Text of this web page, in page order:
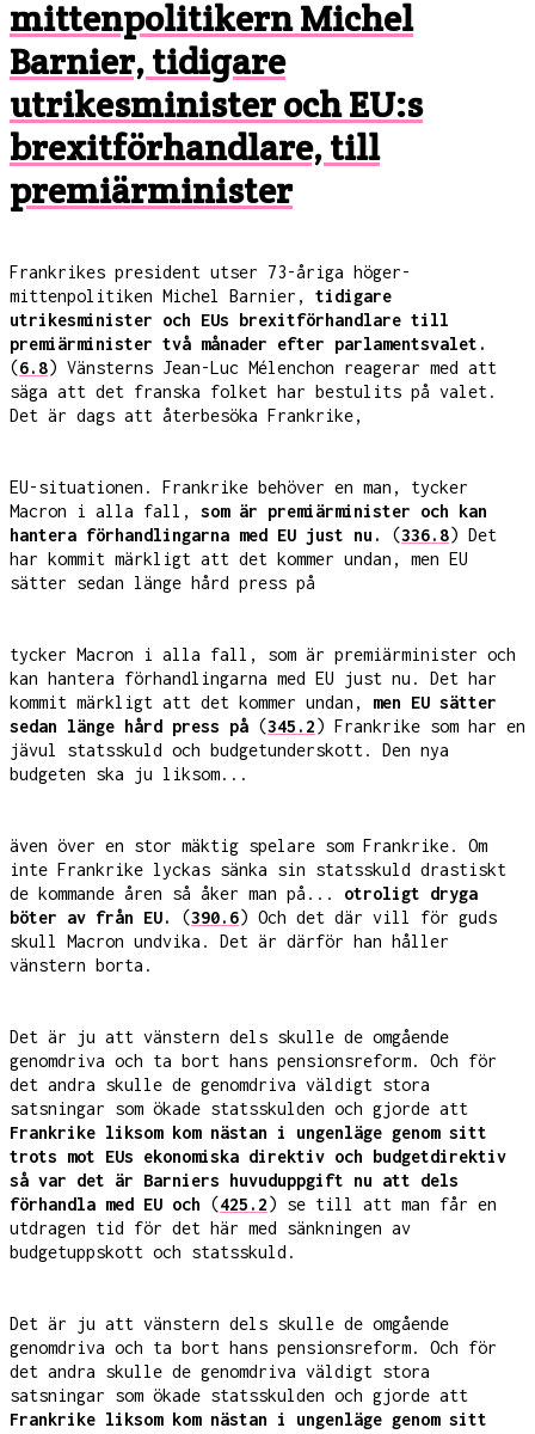
mittenpolitikern Michel
Barnier, tidigare
utrikesminister och EU:s
brexitförhandlare, till
premiärminister
Frankrikes president utser 73-åriga höger-
mittenpolitiken Michel Barnier, tidigare
utrikesminister och EUs brexitförhandlare till
premiärminister två månader efter parlamentsvalet.
(6.8) Vänsterns Jean-Luc Mélenchon reagerar med att
säga att det franska folket har bestulits på valet.
Det är dags att återbesöka Frankrike,
EU-situationen. Frankrike behöver en man, tycker
Macron i alla fall, som är premiärminister och kan
hantera förhandlingarna med EU just nu.
(336.8) Det
har kommit märkligt att det kommer undan, men EU
sätter sedan länge hård press på
tycker Macron i alla fall, som är premiärminister och
kan hantera förhandlingarna med EU just nu. Det har
kommit märkligt att det kommer undan, men EU sätter
sedan länge hård press på (345.2) Frankrike som har en
jävul statsskuld och budgetunderskott. Den nya
budgeten ska ju liksom...
även över en stor mäktig spelare som Frankrike. Om
inte Frankrike lyckas sänka sin statsskuld drastiskt
de kommande åren så åker man på... otroligt dryga
böter av från EU.
(390.6) Och det där vill för guds
skull Macron undvika. Det är därför han håller
vänstern borta.
Det är ju att vänstern dels skulle de omgående
genomdriva och ta bort hans pensionsreform. Och för
det andra skulle de genomdriva väldigt stora
satsningar som ökade statsskulden och gjorde att
Frankrike liksom kom nästan i ungenläge genom sitt
trots mot EUs ekonomiska direktiv och budgetdirektiv
så var det är Barniers huvuduppgift nu att dels
förhandla med EU och (425.2) se till att man får en
utdragen tid för det här med sänkningen av
budgetuppskott och statsskuld.
Det är ju att vänstern dels skulle de omgående
genomdriva och ta bort hans pensionsreform. Och för
det andra skulle de genomdriva väldigt stora
satsningar som ökade statsskulden och gjorde att
Frankrike liksom kom nästan i ungenläge genom sitt